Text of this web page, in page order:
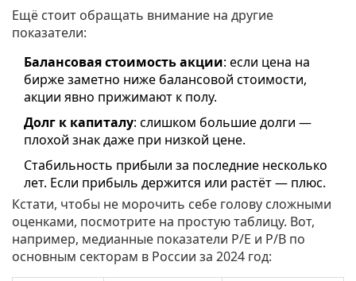
Ещё стоит обращать внимание на другие
показатели:
Балансовая стоимость акции: если цена на
бирже заметно ниже балансовой стоимости,
акции явно прижимают к полу.
Долг к капиталу: слишком большие долги —
плохой знак даже при низкой цене.
Стабильность прибыли за последние несколько
лет. Если прибыль держится или растёт — плюс.
Кстати, чтобы не морочить себе голову сложными
оценками, посмотрите на простую таблицу. Вот,
например, медианные показатели P/E и P/B по
основным секторам в России за 2024 год: